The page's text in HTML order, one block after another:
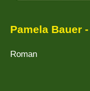
Pamela Bauer
Roman